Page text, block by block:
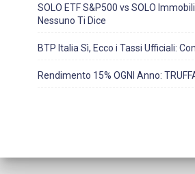
SOLO ETF S&P500 vs SOLO
Nessuno Ti Dice
BTP Italia Sì, Ecco i Tassi Ufficiali:
Rendimento 15% OGNI Anno: